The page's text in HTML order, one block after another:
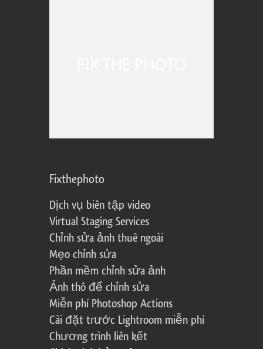
Fixthephoto
Dịch vụ biên tập video
Virtual Staging Services
Chỉnh sửa ảnh thuê ngoài
Mẹo chỉnh sửa
Phần mềm chỉnh sửa ảnh
Ảnh thô để chỉnh sửa
Miễn phí Photoshop Actions
Cài đặt trước Lightroom miễn phí
Chương trình liên kết